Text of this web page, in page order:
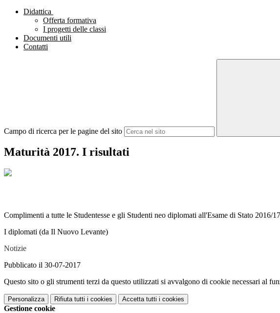
Didattica
Offerta formativa
I progetti delle classi
Documenti utili
Contatti
Campo di ricerca per le pagine del sito
Maturità 2017. I risultati
Complimenti a tutte le Studentesse e gli Studenti neo diplomati all'Esame di Stato 2016/
I diplomati (da Il Nuovo Levante)
Notizie
Pubblicato il 30-07-2017
Questo sito o gli strumenti terzi da questo utilizzati si avvalgono di cookie necessari al
Personalizza Rifiuta tutti i cookies Accetta tutti i cookies
Gestione cookie